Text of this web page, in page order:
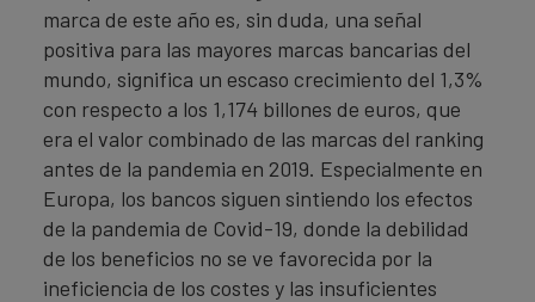
marca de este año es, sin duda, una señal
positiva para las mayores marcas bancarias del
mundo, significa un escaso crecimiento del 1,3%
con respecto a los 1,174 billones de euros, que
era el valor combinado de las marcas del ranking
antes de la pandemia en 2019. Especialmente en
Europa, los bancos siguen sintiendo los efectos
de la pandemia de Covid-19, donde la debilidad
de los beneficios no se ve favorecida por la
ineficiencia de los costes y las insuficientes